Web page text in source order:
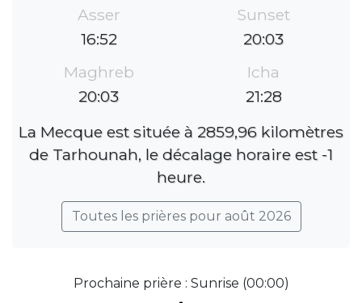
Asser
16:52
Sunset
20:03
Maghreb
20:03
Icha
21:28
La Mecque est située à 2859,96 kilomètres
de Tarhounah, le décalage horaire est -1
heure.
Toutes les prières pour août 2026
Prochaine prière : Sunrise (00:00)